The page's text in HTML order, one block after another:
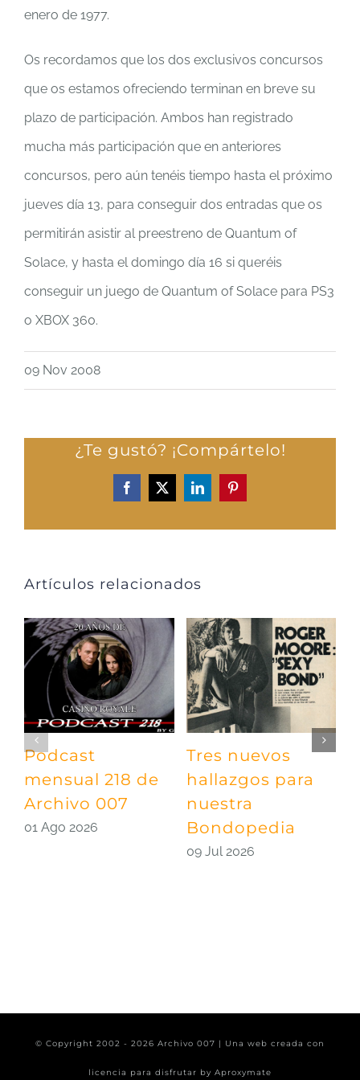
enero de 1977.
Os recordamos que los dos exclusivos concursos
que os estamos ofreciendo terminan en breve su
plazo de participación. Ambos han registrado
mucha más participación que en anteriores
concursos, pero aún tenéis tiempo hasta el próximo
jueves día 13, para conseguir dos entradas que os
permitirán asistir al preestreno de Quantum of
Solace, y hasta el domingo día 16 si queréis
conseguir un juego de Quantum of Solace para PS3
o XBOX 360.
09 Nov 2008
¿Te gustó? ¡Compártelo!
Facebook
X LinkedInPinterest
Artículos relacionados
Podcast
mensual 218 de
Archivo 007
01 Ago 2026
Tres nuevos
hallazgos para
nuestra
Bondopedia
09 Jul 2026
© Copyright 2002 - 2026 Archivo 007 | Una web creada con
licencia para disfrutar by Aproxymate